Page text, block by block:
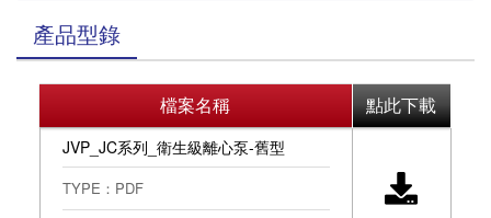
JVP_JC衛生級離心泵浦
JVP_JS衛生級自吸泵浦
JVP_ZS雙螺桿泵
JVP_JSP衛生級高剪切泵
JVP_FC(大流量)衛生級離心泵浦
產品型錄
檔案名稱 點此下載
JVP_JC系列_衛生級離心泵-舊型
TYPE：PDF